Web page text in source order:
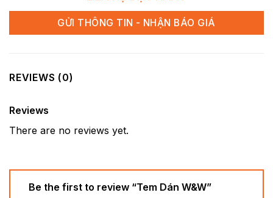
GỬI THÔNG TIN - NHẬN BÁO GIÁ
REVIEWS (0)
Reviews
There are no reviews yet.
Be the first to review “Tem Dán W&W”